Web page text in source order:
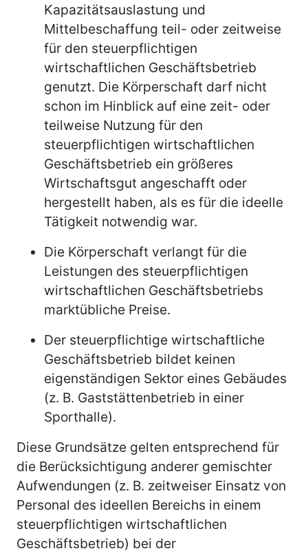
Kapazitätsauslastung und
Mittelbeschaffung teil- oder zeitweise
für den steuerpflichtigen
wirtschaftlichen Geschäftsbetrieb
genutzt. Die Körperschaft darf nicht
schon im Hinblick auf eine zeit- oder
teilweise Nutzung für den
steuerpflichtigen wirtschaftlichen
Geschäftsbetrieb ein größeres
Wirtschaftsgut angeschafft oder
hergestellt haben, als es für die ideelle
Tätigkeit notwendig war.
Die Körperschaft verlangt für die
Leistungen des steuerpflichtigen
wirtschaftlichen Geschäftsbetriebs
marktübliche Preise.
Der steuerpflichtige wirtschaftliche
Geschäftsbetrieb bildet keinen
eigenständigen Sektor eines Gebäudes
(z. B. Gaststättenbetrieb in einer
Sporthalle).
Diese Grundsätze gelten entsprechend für
die Berücksichtigung anderer gemischter
Aufwendungen (z. B. zeitweiser Einsatz von
Personal des ideellen Bereichs in einem
steuerpflichtigen wirtschaftlichen
Geschäftsbetrieb) bei der